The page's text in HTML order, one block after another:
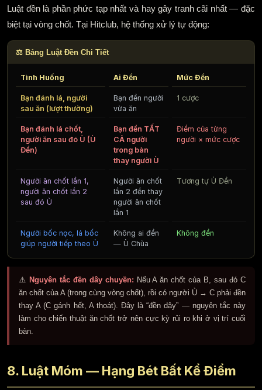
Luật đền là phần phức tạp nhất và hay gây tranh cãi nhất — đặc
biệt tại vòng chốt. Tại Hitclub, hệ thống xử lý tự động:
⚖️ Bảng Luật Đền Chi Tiết
Tình Huống Ai Đền Mức Đền
Bạn đánh lá, người
sau ăn (lượt thường)
Bạn đền người
vừa ăn
1 cược
Bạn đánh lá chốt,
người ăn sau đó Ù (Ù
Đền)
Bạn đền TẤT
CẢ người
trong bàn
thay người Ù
Điểm của từng
người × mức cược
Người ăn chốt lần 1,
người ăn chốt lần 2
sau đó Ù
Người ăn chốt
lần 2 đền thay
người ăn chốt
lần 1
Tương tự Ù Đền
Người bốc nọc, lá bốc
giúp người tiếp theo Ù
Không ai đền
— Ù Chùa
Không đền
⚠️ Nguyên tắc đền dây chuyền: Nếu A ăn chốt của B, sau đó C
ăn chốt của A (trong cùng vòng chốt), rồi có người Ù → C phải đền
thay A (C gánh hết, A thoát). Đây là “đền dây” — nguyên tắc này
làm cho chiến thuật ăn chốt trở nên cực kỳ rủi ro khi ở vị trí cuối
bàn.
8. Luật Móm — Hạng Bét Bất Kể Điểm